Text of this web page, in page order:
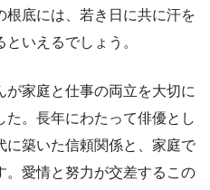
根底には、若き日に共に汗を
いえるでしょう。
が家庭と仕事の両立を大切に
。長年にわたって俳優とし
に築いた信頼関係と、家庭で
。愛情と努力が交差するこの